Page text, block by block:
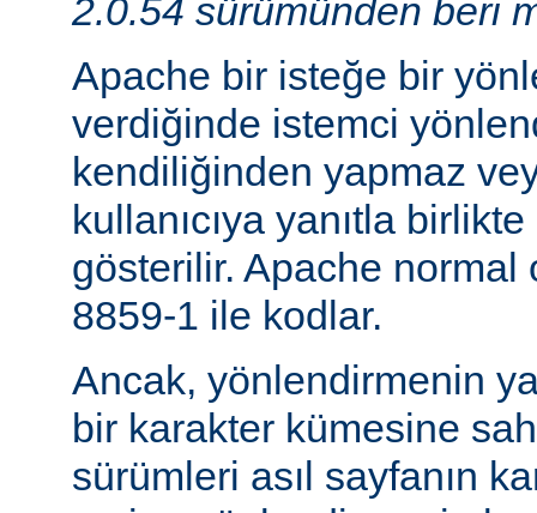
2.0.54 sürümünden beri
Apache bir isteğe bir
verdiğinde istemci
kendiliğinden yapmaz
kullanıcıya yanıtla
gösterilir. Apache normal
8859-1 ile kodlar.
Ancak, yönlendirmenin
bir karakter kümesine
sürümleri asıl sayfanın